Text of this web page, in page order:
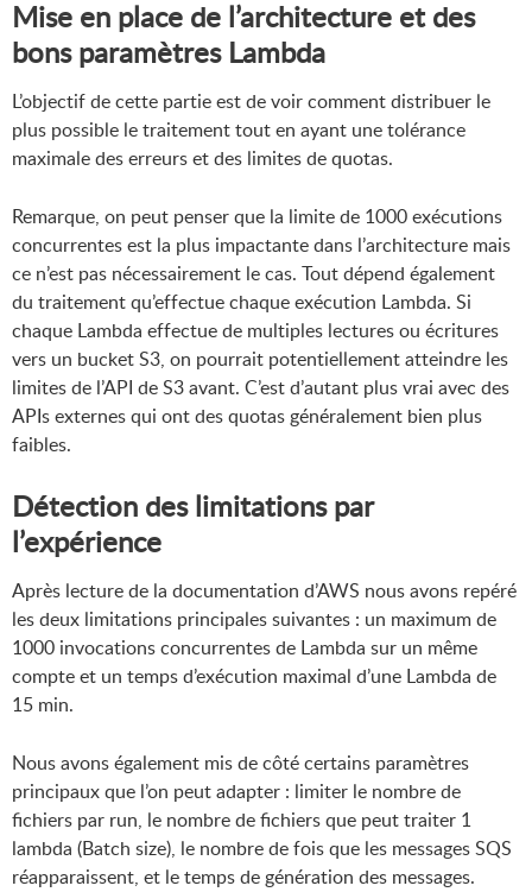
Mise en place de l’architecture et des
bons paramètres Lambda
L’objectif de cette partie est de voir comment distribuer le
plus possible le traitement tout en ayant une tolérance
maximale des erreurs et des limites de quotas.
Remarque, on peut penser que la limite de 1000 exécutions
concurrentes est la plus impactante dans l’architecture mais
ce n’est pas nécessairement le cas. Tout dépend également
du traitement qu’effectue chaque exécution Lambda. Si
chaque Lambda effectue de multiples lectures ou écritures
vers un bucket S3, on pourrait potentiellement atteindre les
limites de l’API de S3 avant. C’est d’autant plus vrai avec des
APIs externes qui ont des quotas généralement bien plus
faibles.
Détection des limitations par
l’expérience
Après lecture de la documentation d’AWS nous avons repéré
les deux limitations principales suivantes : un maximum de
1000 invocations concurrentes de Lambda sur un même
compte et un temps d’exécution maximal d’une Lambda de
15 min.
Nous avons également mis de côté certains paramètres
principaux que l’on peut adapter : limiter le nombre de
fichiers par run, le nombre de fichiers que peut traiter 1
lambda (Batch size), le nombre de fois que les messages SQS
réapparaissent, et le temps de génération des messages.